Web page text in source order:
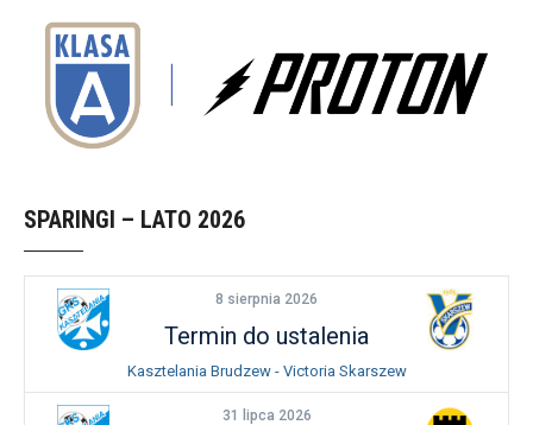
SPARINGI – LATO 2026
8 sierpnia 2026
Termin do ustalenia
Kasztelania Brudzew - Victoria Skarszew
31 lipca 2026